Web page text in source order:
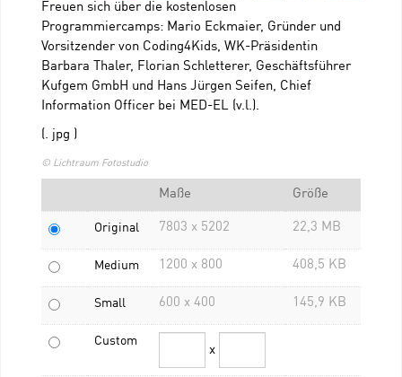
Freuen sich über die kostenlosen
Programmiercamps: Mario Eckmaier, Gründer und
Vorsitzender von Coding4Kids, WK-Präsidentin
Barbara Thaler, Florian Schletterer, Geschäftsführer
Kufgem GmbH und Hans Jürgen Seifen, Chief
Information Officer bei MED-EL (v.l.).
(. jpg )
© Lichtraum Fotostudio
Maße Größe
Original 7803 x 5202 22,3 MB
Medium 1200 x 800 408,5 KB
Small 600 x 400 145,9 KB
Custom
x